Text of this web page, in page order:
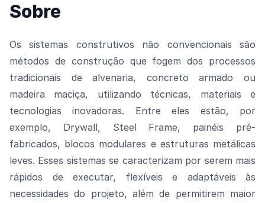
Sobre
Ossistemas construtivos não convencionais são
métodos de construção que fogem dos processos
tradicionais de alvenaria, concreto armado ou
madeira maciça, utilizando técnicas, materiais e
tecnologias inovadoras. Entre eles estão, por
exemplo, Drywall, Steel Frame, painéis pré-
fabricados, blocos modulares e estruturas metálicas
leves. Esses sistemas se caracterizam por serem mais
rápidos de executar, flexíveis e adaptáveis às
necessidades do projeto, além de permitirem maior